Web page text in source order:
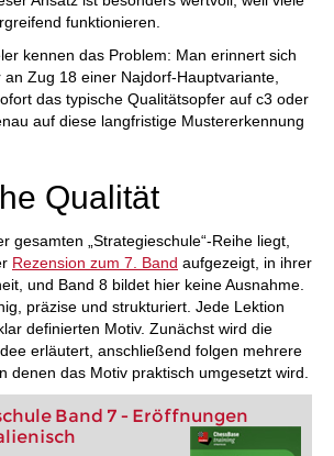
funktionieren.
kennen das Problem: Man erinnert sich
Zug 18 einer Najdorf-Hauptvariante,
das typische Qualitätsopfer auf c3 oder
auf diese langfristige Mustererkennung
Qualität
gesamten „Strategieschule“-Reihe liegt,
Rezension zum 7. Band aufgezeigt, in ihrer
und Band 8 bildet hier keine Ausnahme.
präzise und strukturiert. Jede Lektion
definierten Motiv. Zunächst wird die
erläutert, anschließend folgen mehrere
denen das Motiv praktisch umgesetzt wird.
Band 7 - Eröffnungen